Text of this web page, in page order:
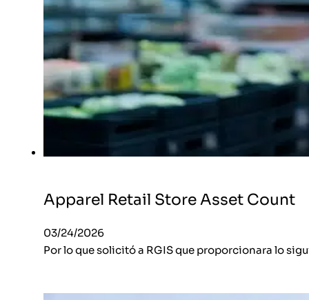
Apparel Retail Store Asset Count
03/24/2026
Por lo que solicitó a RGIS que proporcionara lo